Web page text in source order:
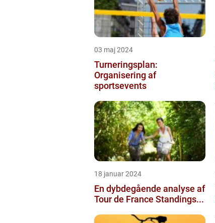
03 maj 2024
Turneringsplan:
Organisering af
sportsevents
18 januar 2024
En dybdegående analyse af
Tour de France Standings...